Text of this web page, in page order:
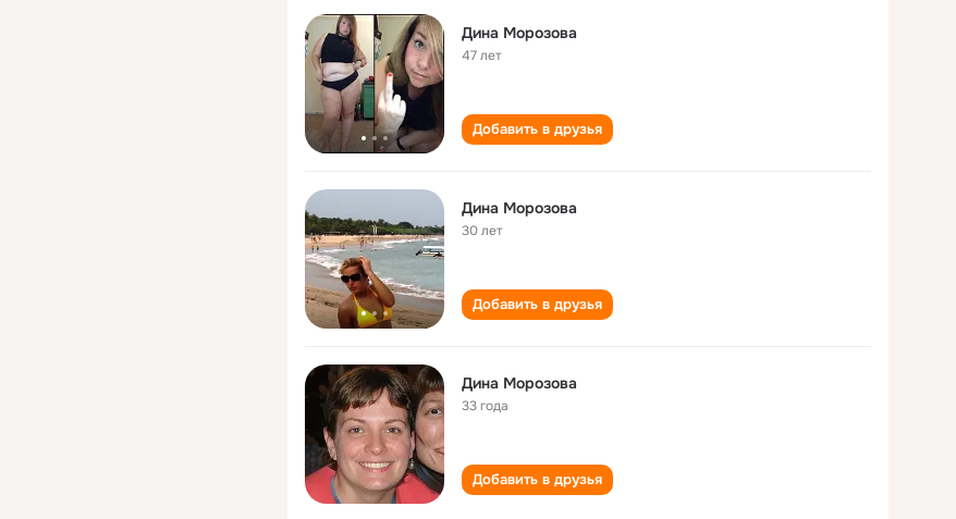
Дина Морозова
47 лет
Добавить в друзья
Дина Морозова
30 лет
Добавить в друзья
Дина Морозова
33 года
Добавить в друзья